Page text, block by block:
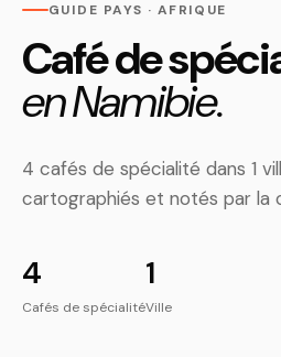
GUIDE PAYS · AFRIQUE
Café de
en Namibie.
4 cafés de spécialité dans 1
cartographiés et notés par la
4
Cafés de spécialité
1
Ville